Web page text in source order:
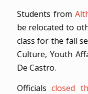
Students from
be relocated to
class for the fall
Culture, Youth
De Castro.
Officialsclosed